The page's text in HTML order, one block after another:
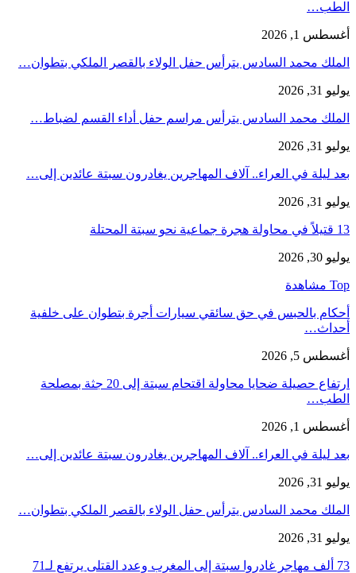
الطب…
أغسطس 1, 2026
الملك محمد السادس يترأس حفل الولاء بالقصر الملكي بتطوان…
يوليو 31, 2026
الملك محمد السادس يترأس مراسم حفل أداء القسم لضباط…
يوليو 31, 2026
بعد ليلة في العراء.. آلاف المهاجرين يغادرون سبتة عائدين إلى…
يوليو 31, 2026
13 قتيلاً في محاولة هجرة جماعية نحو سبتة المحتلة
يوليو 30, 2026
Top مشاهدة
أحكام بالحبس في حق سائقي سيارات أجرة بتطوان على خلفية
أحداث…
أغسطس 5, 2026
ارتفاع حصيلة ضحايا محاولة اقتحام سبتة إلى 20 جثة بمصلحة
الطب…
أغسطس 1, 2026
بعد ليلة في العراء.. آلاف المهاجرين يغادرون سبتة عائدين إلى…
يوليو 31, 2026
الملك محمد السادس يترأس حفل الولاء بالقصر الملكي بتطوان…
يوليو 31, 2026
73 ألف مهاجر غادروا سبتة إلى المغرب وعدد القتلى يرتفع لـ71